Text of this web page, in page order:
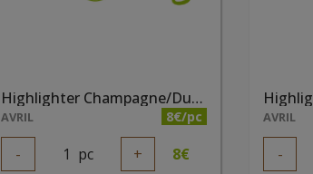
Highlighter Champagne/Dune bio
AVRIL 8€/pc
- 1 pc + 8€
AVRIL
-